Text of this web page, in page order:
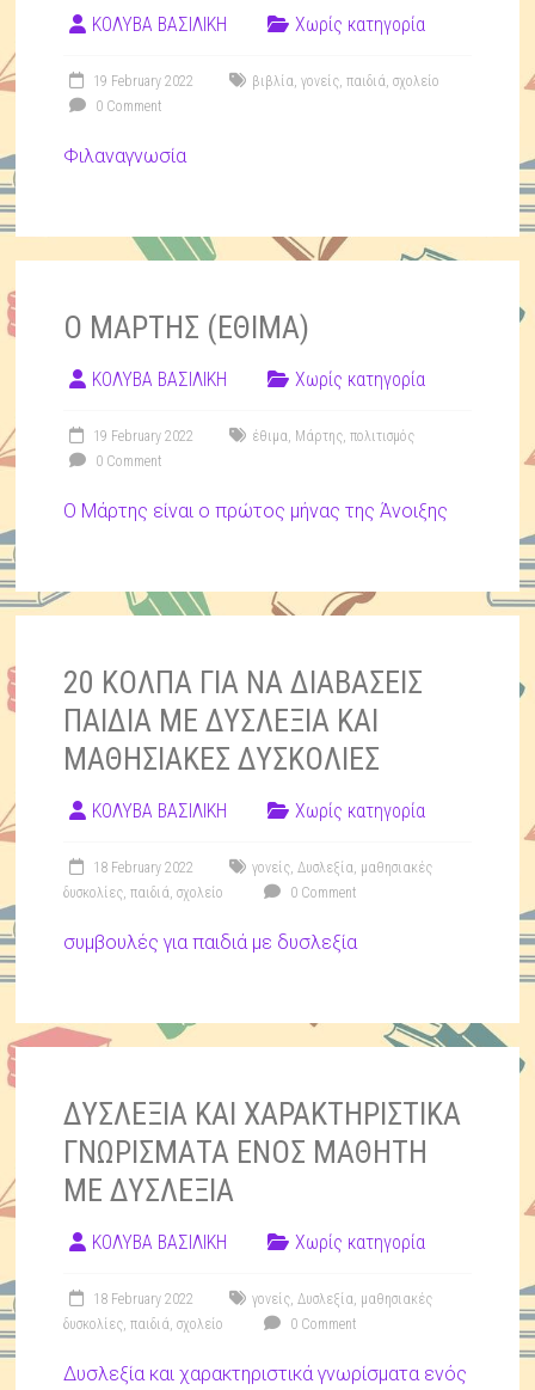
ΚΟΛΥΒΑ ΒΑΣΙΛΙΚΗ Χωρίς κατηγορία
19 February 2022 βιβλία,γονείς,παιδιά,σχολείο
0 Comment
Φιλαναγνωσία
Ο ΜΑΡΤΗΣ (ΕΘΙΜΑ)
ΚΟΛΥΒΑ ΒΑΣΙΛΙΚΗ Χωρίς κατηγορία
19 February 2022 έθιμα, Μάρτης,πολιτισμός
0 Comment
Ο Μάρτης είναι ο πρώτος μήνας της Άνοιξης
20 ΚΟΛΠΑ ΓΙΑ ΝΑ ΔΙΑΒΑΣΕΙΣ
ΠΑΙΔΙΑ ΜΕ ΔΥΣΛΕΞΙΑ ΚΑΙ
ΜΑΘΗΣΙΑΚΕΣ ΔΥΣΚΟΛΙΕΣ
ΚΟΛΥΒΑ ΒΑΣΙΛΙΚΗ Χωρίς κατηγορία
18 February 2022 γονείς,Δυσλεξία, μαθησιακές
δυσκολίες,παιδιά,σχολείο 0 Comment
συμβουλές για παιδιά με δυσλεξία
ΔΥΣΛΕΞΙΑ ΚΑΙ ΧΑΡΑΚΤΗΡΙΣΤΙΚΑ
ΓΝΩΡΙΣΜΑΤΑ ΕΝΟΣ ΜΑΘΗΤΗ
ΜΕ ΔΥΣΛΕΞΙΑ
ΚΟΛΥΒΑ ΒΑΣΙΛΙΚΗ Χωρίς κατηγορία
18 February 2022 γονείς,Δυσλεξία, μαθησιακές
δυσκολίες,παιδιά,σχολείο 0 Comment
Δυσλεξία και χαρακτηριστικά γνωρίσματα ενός